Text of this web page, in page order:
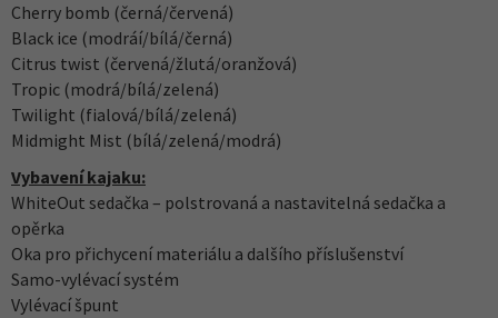
Cherry bomb (černá/červená)
Black ice (modráí/bílá/černá)
Citrus twist (červená/žlutá/oranžová)
Tropic (modrá/bílá/zelená)
Twilight (fialová/bílá/zelená)
Midmight Mist (bílá/zelená/modrá)
Vybavení kajaku:
WhiteOut sedačka – polstrovaná a nastavitelná sedačka a
opěrka
Oka pro přichycení materiálu a dalšího příslušenství
Samo-vylévací systém
Vylévací špunt